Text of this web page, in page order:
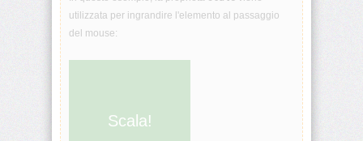
animation-
name
animation-
play-
state
animation-
timing-
utilizzata per ingrandire l'elemento al passaggio
del mouse:
Scala!